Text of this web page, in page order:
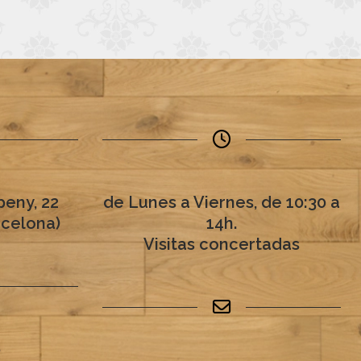
22
de Lunes a Viernes, de 10:30 a
14h.
Visitas concertadas